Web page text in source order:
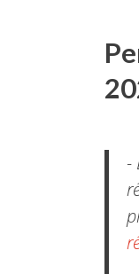
-